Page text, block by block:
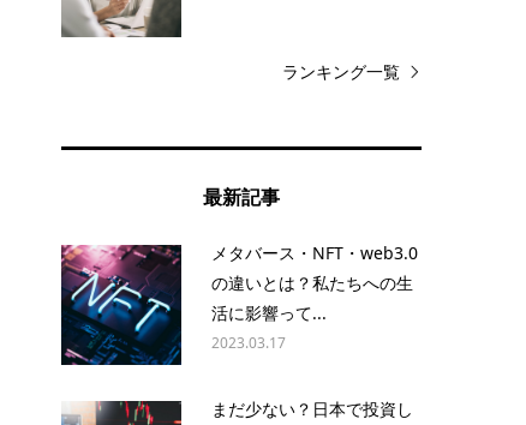
ランキング一覧
最新記事
メタバース・NFT・web3.0
の違いとは？私たちへの生
活に影響って...
2023.03.17
まだ少ない？日本で投資し